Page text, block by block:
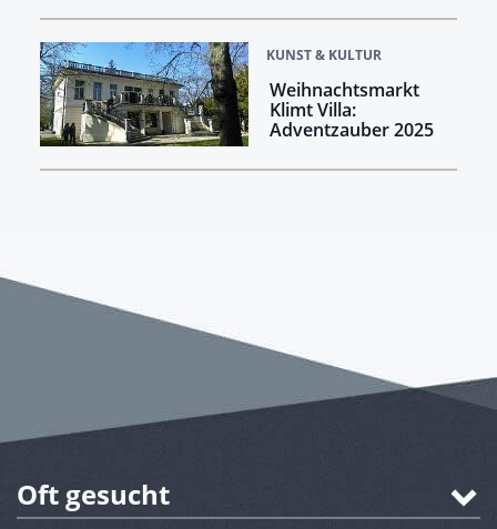
KUNST & KULTUR
Weihnachtsmarkt
Klimt Villa:
Adventzauber 2025
Oft gesucht